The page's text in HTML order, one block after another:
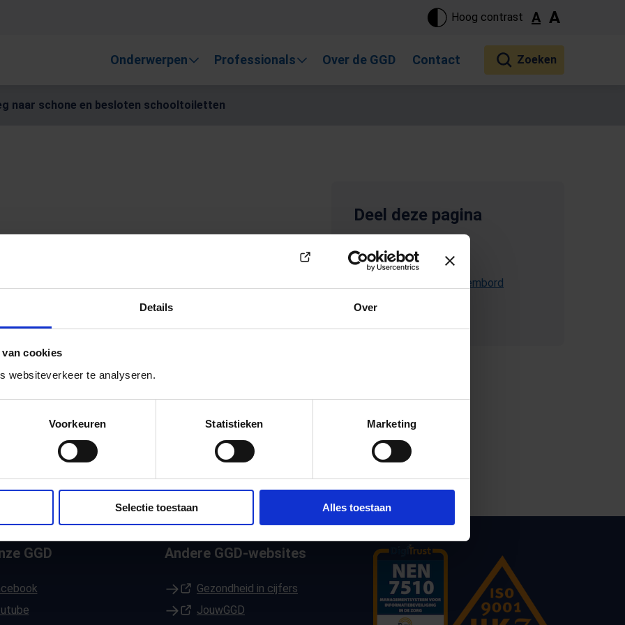
(Opent in een nieuw tabblad)
Details Over
cookies
websiteverkeer te analyseren.
Voorkeuren Statistieken Marketing
Selectie toestaan Alles toestaan
Hoog contrast A A
Onderwerpen Professionals Over de GGD Contact
de pijlen om omhoog en omlaag te gaan naar de gewenste pagina. Touch-apparaat gebruikers, bewegen door aanraking
naar schone en besloten schooltoiletten
Op weg
schooltijd. Dat lijkt onschuldig, maar het
infectiepreventie van hebben
scholen. Er valt nog veel te verbeteren
de bevindingen en aanbevelingen op
Deel deze pagina
E-mail deze pagina
Kopieer link naar klembord
Print deze pagina
GGD
een nieuw tabblad)
een nieuw tabblad)
Andere GGD-websites
Gezondheid in cijfers
(Opent in een nieuw tabblad)
JouwGGD
(Opent in een nieuw tabblad)